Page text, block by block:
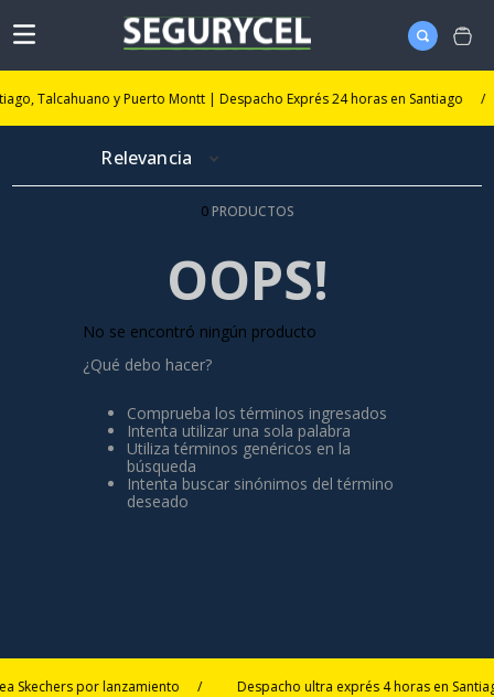
Talcahuano y Puerto Montt | Despacho Exprés 24 horas en Santiago
Relevancia
0PRODUCTOS
OOPS!
No se encontró ningún producto
¿Qué debo hacer?
Comprueba los términos ingresados
Intenta utilizar una sola palabra
Utiliza términos genéricos en la
búsqueda
Intenta buscar sinónimos del término
deseado
Skechers por lanzamiento Despacho ultra exprés 4 horas en